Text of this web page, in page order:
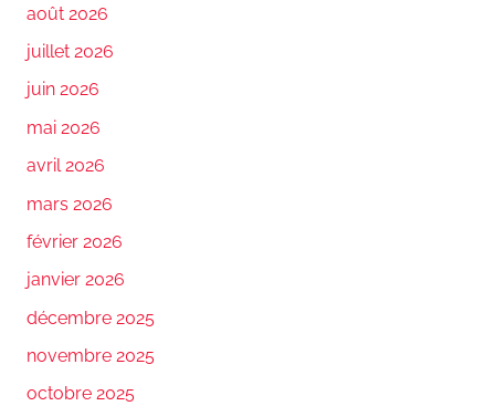
août 2026
juillet 2026
juin 2026
mai 2026
avril 2026
mars 2026
février 2026
janvier 2026
décembre 2025
novembre 2025
octobre 2025